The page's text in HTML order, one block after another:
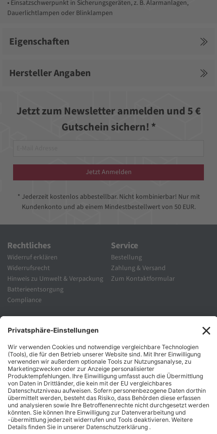
• Einsatzschwerpunkt in Sicherungsgeräten, z. B. Alarmanlagen,
Dauerlichtlampen oder Blinklampen
Eigenschaften
Hersteller Angaben
Jetzt zum Newsletter anmelden und 5 €
Gutschein sichern! *
Jetzt Anmelden
* Jederzeit kostenlos abbestellbar. Nicht kombinierbar! Nur mit
Kundenkonto und ab einem Mindestbestellwert von 50 EUR.
Rechtliches
Widerruf erklären
Widerrufsrecht
Hinweis zu Umwelt & Verpackung
Batterieentsorgung
Compliance
Service
Bestellung
Zahlung & Versand
Zum Kontaktformular
Unternehmen
Karriere
Zahlungsarten